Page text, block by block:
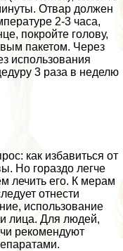
Отвар должен
2-3 часа,
покройте голову,
пакетом. Через
использования
3 раза в неделю
как избавиться от
Но гораздо легче
лечить его. К мерам
отнести
использование
лица. Для людей,
рекомендуют